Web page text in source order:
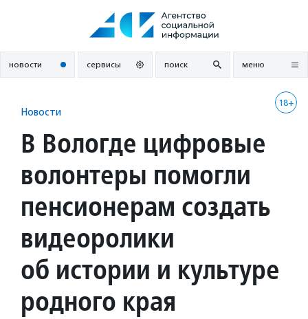
новости сервисы поиск меню
18+
Новости
В Вологде цифровые
волонтеры помогли
пенсионерам создать
видеоролики
об истории и культуре
родного края